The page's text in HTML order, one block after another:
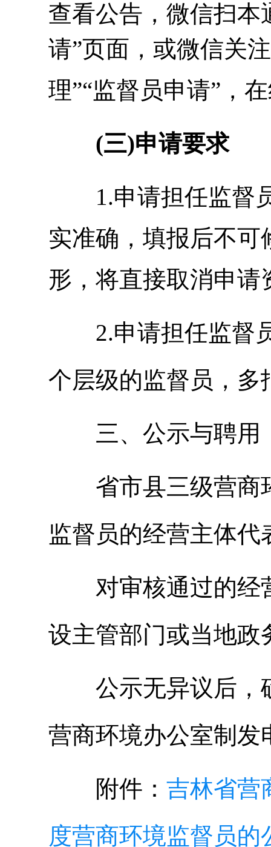
查看公告，微信扫本
请”页面，或微信关
理”“监督员申请”，
(三)申请要求
1.申请担任监督
实准确，填报后不
形，将直接取消申请
2.申请担任监督
个层级的监督员，多
三、公示与聘用
省市县三级营商
监督员的经营主体
对审核通过的经
设主管部门或当地政
公示无异议后，
营商环境办公室制发
附件： 吉林省营
度营商环境监督员的